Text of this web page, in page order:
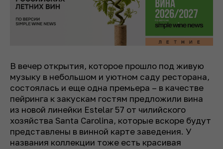
В вечер открытия, которое прошло под живую
музыку в небольшом и уютном саду ресторана,
состоялась и еще одна премьера – в качестве
пейринга к закускам гостям предложили вина
из новой линейки Estelar 57 от чилийского
хозяйства Santa Carolina, которые вскоре будут
представлены в винной карте заведения. У
названия коллекции тоже есть красивая